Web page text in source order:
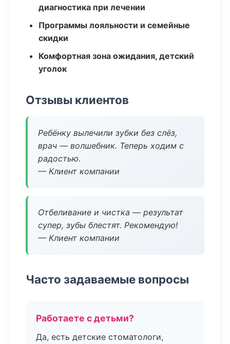
диагностика при лечении
Программы лояльности и семейные
скидки
Комфортная зона ожидания, детский
уголок
Отзывы клиентов
Ребёнку вылечили зубки без слёз,
врач — волшебник. Теперь ходим с
радостью.
— Клиент компании
Отбеливание и чистка — результат
супер, зубы блестят. Рекомендую!
— Клиент компании
Часто задаваемые вопросы
Работаете с детьми?
Да, есть детские стоматологи,